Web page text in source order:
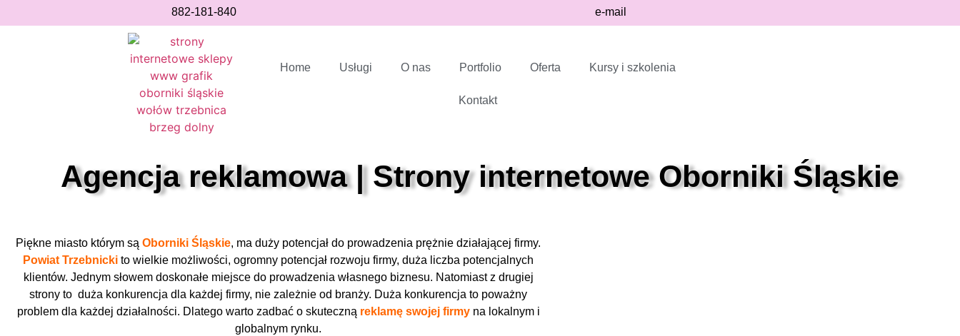
882-181-840 e-mail
Home Usługi O nas Portfolio Oferta Kursy i szkolenia
Kontakt
Agencja reklamowa | Strony internetowe Oborniki Śląskie
Piękne miasto którym sąOborniki Śląskie, ma duży potencjał do prowadzenia prężnie działającej firmy.
Powiat Trzebnicki to wielkie możliwości, ogromny potencjał rozwoju firmy, duża liczba potencjalnych
klientów. Jednym słowem doskonałe miejsce do prowadzenia własnego biznesu. Natomiast z drugiej
strony to duża konkurencja dla każdej firmy, nie zależnie od branży. Duża konkurencja to poważny
problem dla każdej działalności. Dlatego warto zadbać o skuteczną reklamę swojej firmyna lokalnym i
globalnym rynku.